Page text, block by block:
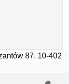
87, 10-402